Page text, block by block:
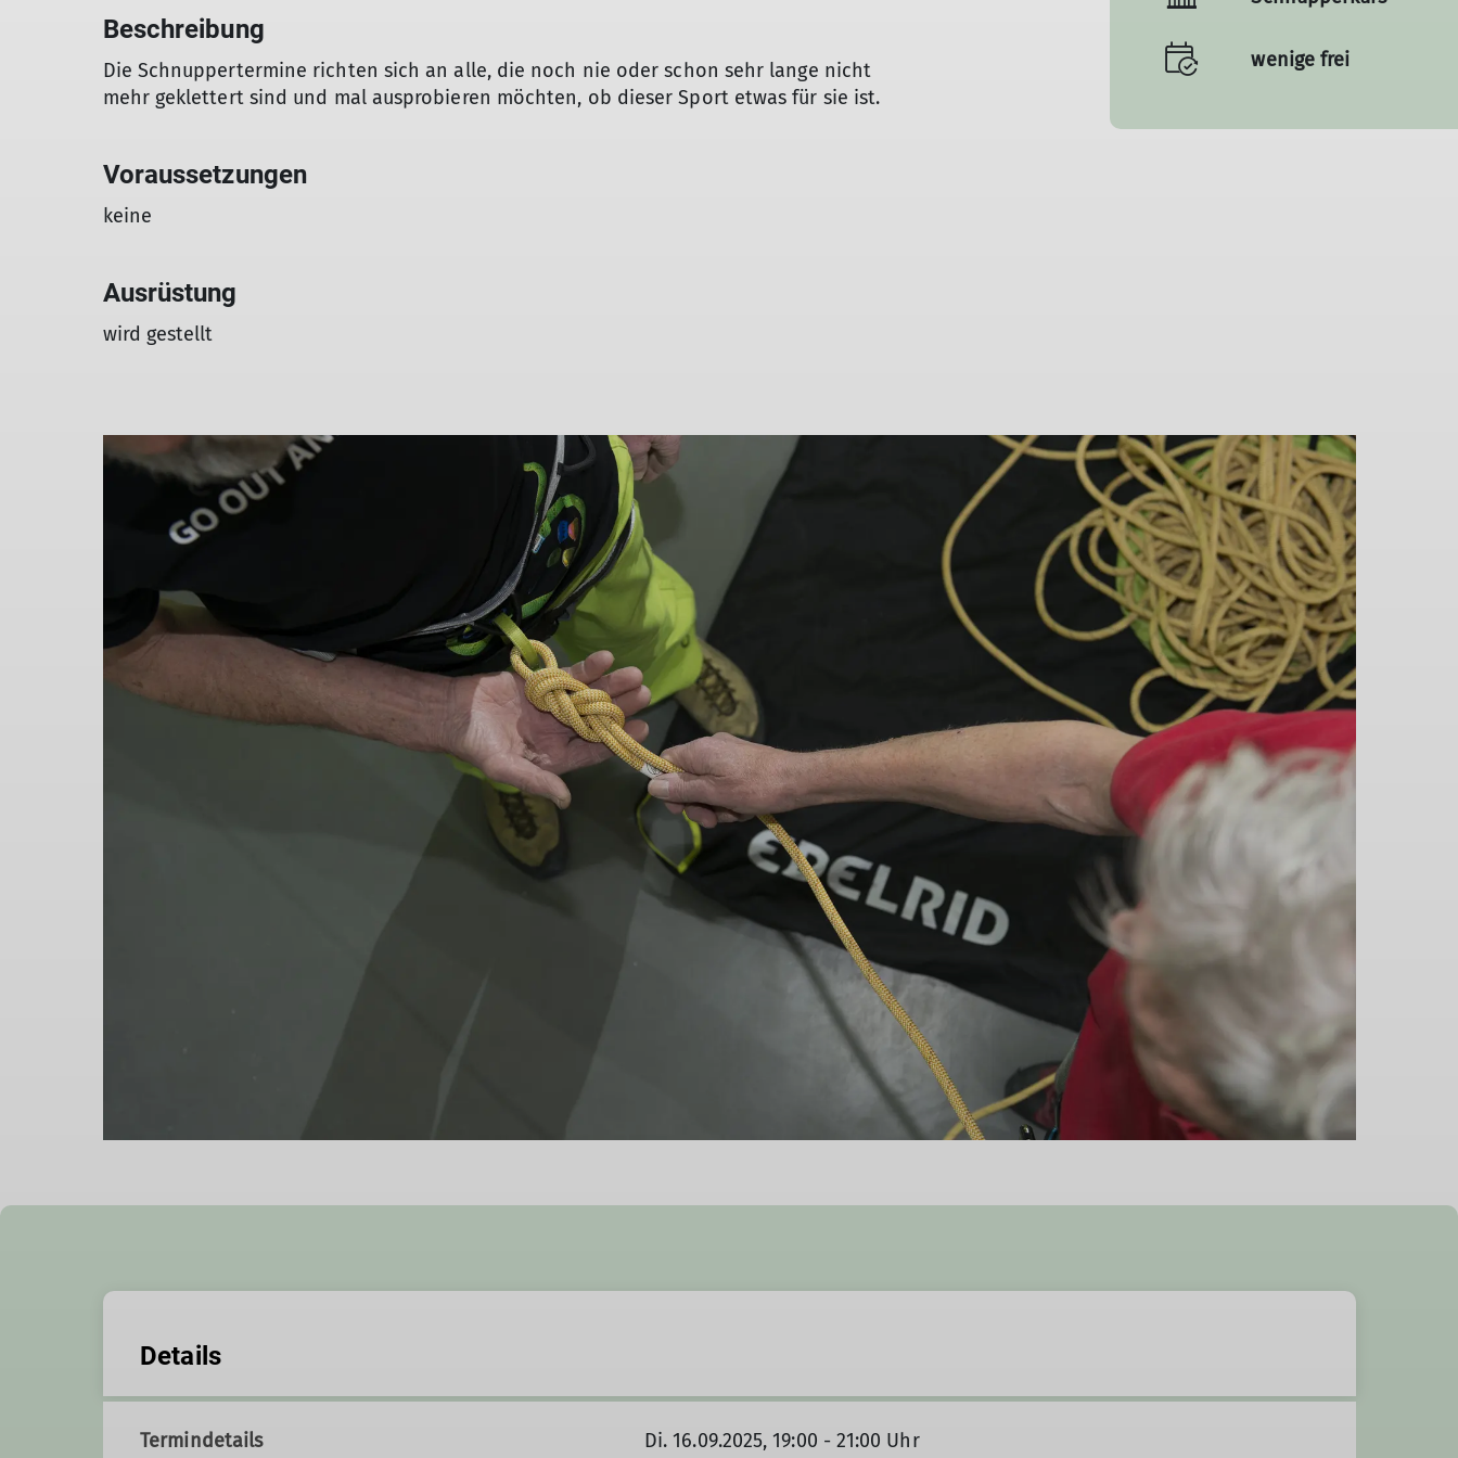
Beschreibung
Die Schnuppertermine richten sich an alle, die noch nie oder schon sehr lange nicht
mehr geklettert sind und mal ausprobieren möchten, ob dieser Sport etwas für sie ist.
Voraussetzungen
keine
Ausrüstung
wird gestellt
wenige frei
Details
Termindetails Di. 16.09.2025, 19:00 - 21:00 Uhr